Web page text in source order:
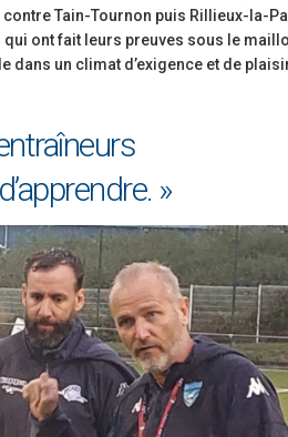
contre Tain-Tournon puis Rillieux-la-
ont fait leurs preuves sous le
dans un climat d’exigence et de
»
6 juillet 2026
Groupe senior: tout un